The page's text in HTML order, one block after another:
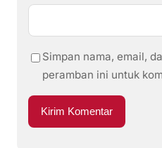
Simpan nama, email,
peramban ini untuk